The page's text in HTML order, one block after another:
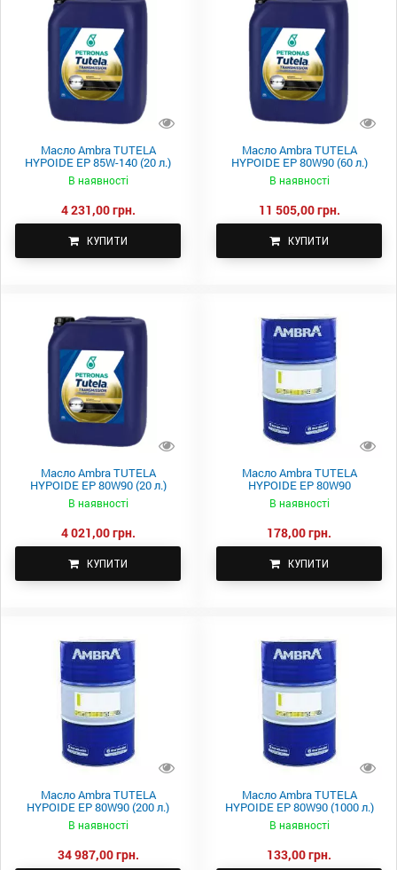
Масло Ambra TUTELA
HYPOIDE EP 85W-140 (20 л.)
В наявності
4 231,00 грн.
КУПИТИ
Масло Ambra TUTELA
HYPOIDE EP 80W90 (60 л.)
В наявності
11 505,00 грн.
КУПИТИ
Масло Ambra TUTELA
HYPOIDE EP 80W90 (20 л.)
В наявності
4 021,00 грн.
КУПИТИ
Масло Ambra TUTELA
HYPOIDE EP 80W90
В наявності
178,00 грн.
КУПИТИ
Масло Ambra TUTELA
HYPOIDE EP 80W90 (200 л.)
В наявності
34 987,00 грн.
Масло Ambra TUTELA
HYPOIDE EP 80W90 (1000 л.)
В наявності
133,00 грн.